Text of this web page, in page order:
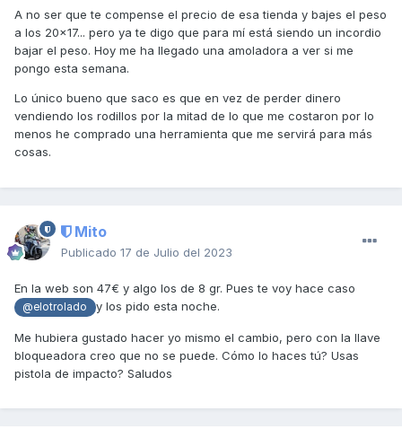
A no ser que te compense el precio de esa tienda y bajes el peso
a los 20x17... pero ya te digo que para mí está siendo un incordio
bajar el peso. Hoy me ha llegado una amoladora a ver si me
pongo esta semana.
Lo único bueno que saco es que en vez de perder dinero
vendiendo los rodillos por la mitad de lo que me costaron por lo
menos he comprado una herramienta que me servirá para más
cosas.
Mito
Publicado 17 de Julio del 2023
En la web son 47€ y algo los de 8 gr. Pues te voy hace caso
@elotrolado y los pido esta noche.
Me hubiera gustado hacer yo mismo el cambio, pero con la llave
bloqueadora creo que no se puede. Cómo lo haces tú? Usas
pistola de impacto? Saludos